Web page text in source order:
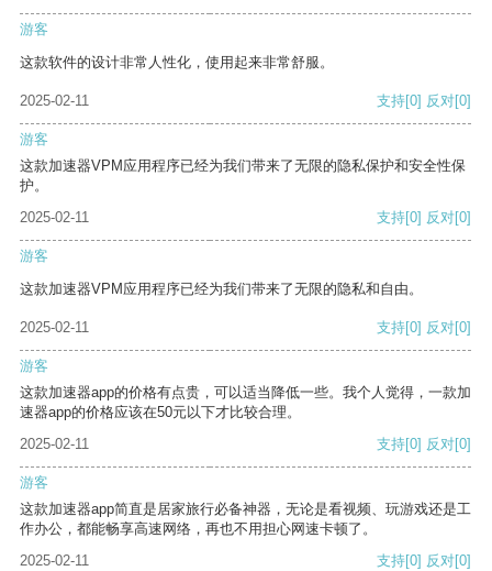
游客
这款软件的设计非常人性化，使用起来非常舒服。
2025-02-11 支持[0] 反对[0]
游客
这款加速器VPM应用程序已经为我们带来了无限的隐私保护和安全性保
护。
2025-02-11
支持[0] 反对[0]
游客
这款加速器VPM应用程序已经为我们带来了无限的隐私和自由。
2025-02-11 支持[0] 反对[0]
游客
这款加速器app的价格有点贵，可以适当降低一些。我个人觉得，一款加
速器app的价格应该在50元以下才比较合理。
2025-02-11
支持[0] 反对[0]
游客
这款加速器app简直是居家旅行必备神器，无论是看视频、玩游戏还是工
作办公，都能畅享高速网络，再也不用担心网速卡顿了。
2025-02-11
支持[0] 反对[0]